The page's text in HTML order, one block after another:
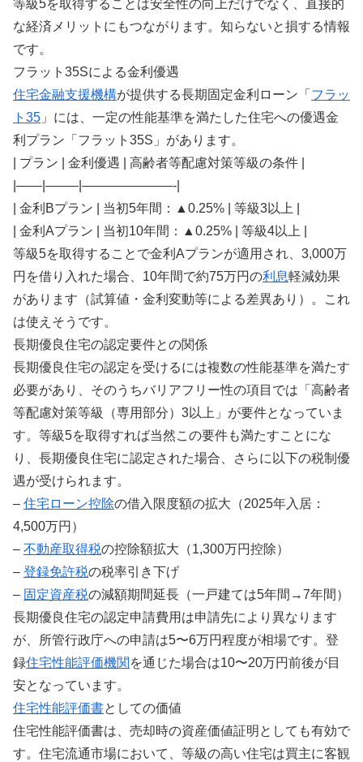
等級5を取得することは安全性の向上だけでなく、直接的
な経済メリットにもつながります。知らないと損する情報
です。
フラット35Sによる金利優遇
住宅金融支援機構が提供する長期固定金利ローン「 フラッ
ト35 」には、一定の性能基準を満たした住宅への優遇金
利プラン「フラット35S」があります。
| プラン | 金利優遇 | 高齢者等配慮対策等級の条件 |
|——|——–|———————-|
| 金利Bプラン | 当初5年間：▲0.25% | 等級3以上 |
| 金利Aプラン | 当初10年間：▲0.25% | 等級4以上 |
等級5を取得することで金利Aプランが適用され、3,000万
円を借り入れた場合、10年間で約75万円の利息軽減効果
があります（試算値・金利変動等による差異あり）。これ
は使えそうです。
長期優良住宅の認定要件との関係
長期優良住宅の認定を受けるには複数の性能基準を満たす
必要があり、そのうちバリアフリー性の項目では「高齢者
等配慮対策等級（専用部分）3以上」が要件となっていま
す。等級5を取得すれば当然この要件も満たすことにな
り、長期優良住宅に認定された場合、さらに以下の税制優
遇が受けられます。
– 住宅ローン控除の借入限度額の拡大（2025年入居：
4,500万円）
– 不動産取得税の控除額拡大（1,300万円控除）
– 登録免許税の税率引き下げ
– 固定資産税の減額期間延長（一戸建ては5年間→7年間）
長期優良住宅の認定申請費用は申請先により異なります
が、所管行政庁への申請は5〜6万円程度が相場です。登
録住宅性能評価機関 を通じた場合は10〜20万円前後が目
安となっています。
住宅性能評価書としての価値
住宅性能評価書は、売却時の資産価値証明としても有効で
す。住宅流通市場において、等級の高い住宅は買主に客観